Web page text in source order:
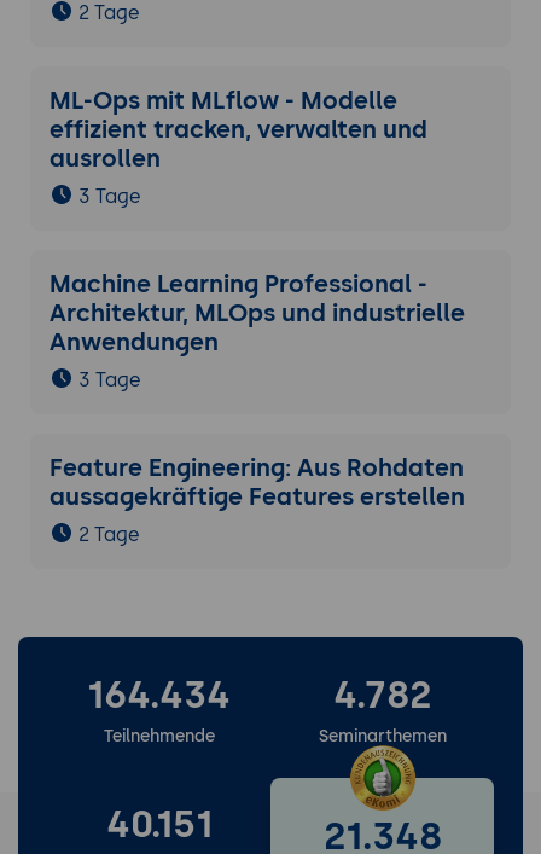
2 Tage
ML-Ops mit MLflow - Modelle
effizient tracken, verwalten und
ausrollen
3 Tage
Machine Learning Professional -
Architektur, MLOps und industrielle
Anwendungen
3 Tage
Feature Engineering: Aus Rohdaten
aussagekräftige Features erstellen
2 Tage
164.434
Teilnehmende
4.782
Seminarthemen
40.151 21.348